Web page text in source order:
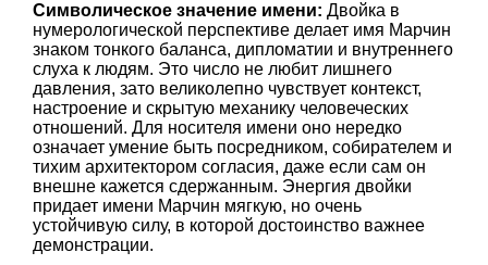
Символическое значение имени: Двойка в
нумерологической перспективе делает имя Марчин
знаком тонкого баланса, дипломатии и внутреннего
слуха к людям. Это число не любит лишнего
давления, зато великолепно чувствует контекст,
настроение и скрытую механику человеческих
отношений. Для носителя имени оно нередко
означает умение быть посредником, собирателем и
тихим архитектором согласия, даже если сам он
внешне кажется сдержанным. Энергия двойки
придает имени Марчин мягкую, но очень
устойчивую силу, в которой достоинство важнее
демонстрации.